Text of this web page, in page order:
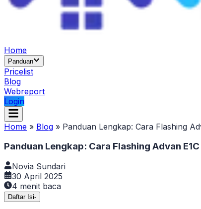
Home
Panduan
Pricelist
Blog
Webreport
Login
Home » Blog » Panduan Lengkap: Cara Flashing
Panduan Lengkap: Cara Flashing Advan
Novia Sundari
30 April 2025
4 menit baca
Daftar Isi-